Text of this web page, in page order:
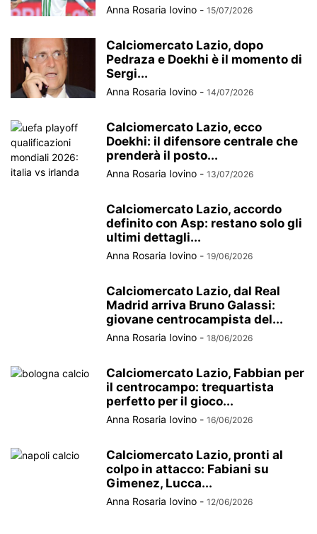
Anna Rosaria Iovino - 15/07/2026
Calciomercato Lazio, dopo
Pedraza e Doekhi è il momento di
Sergi...
Anna Rosaria Iovino - 14/07/2026
Calciomercato Lazio, ecco
Doekhi: il difensore centrale che
prenderà il posto...
Anna Rosaria Iovino - 13/07/2026
Calciomercato Lazio, accordo
definito con Asp: restano solo gli
ultimi dettagli...
Anna Rosaria Iovino - 19/06/2026
Calciomercato Lazio, dal Real
Madrid arriva Bruno Galassi:
giovane centrocampista del...
Anna Rosaria Iovino - 18/06/2026
Calciomercato Lazio, Fabbian per
il centrocampo: trequartista
perfetto per il gioco...
Anna Rosaria Iovino - 16/06/2026
Calciomercato Lazio, pronti al
colpo in attacco: Fabiani su
Gimenez, Lucca...
Anna Rosaria Iovino - 12/06/2026